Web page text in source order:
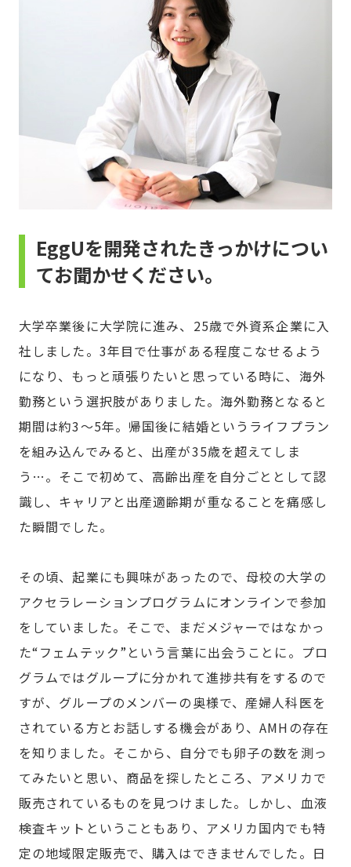
EggUを開発されたきっかけについ
てお聞かせください。
大学卒業後に大学院に進み、25歳で外資系企業に入
社しました。3年目で仕事がある程度こなせるよう
になり、もっと頑張りたいと思っている時に、海外
勤務という選択肢がありました。海外勤務となると
期間は約3～5年。帰国後に結婚というライフプラン
を組み込んでみると、出産が35歳を超えてしま
う…。そこで初めて、高齢出産を自分ごととして認
識し、キャリアと出産適齢期が重なることを痛感し
た瞬間でした。
その頃、起業にも興味があったので、母校の大学の
アクセラレーションプログラムにオンラインで参加
をしていました。そこで、まだメジャーではなかっ
た“フェムテック”という言葉に出会うことに。プロ
グラムではグループに分かれて進捗共有をするので
すが、グループのメンバーの奥様で、産婦人科医を
されている方とお話しする機会があり、AMHの存在
を知りました。そこから、自分でも卵子の数を測っ
てみたいと思い、商品を探したところ、アメリカで
販売されているものを見つけました。しかし、血液
検査キットということもあり、アメリカ国内でも特
定の地域限定販売で、購入はできませんでした。日